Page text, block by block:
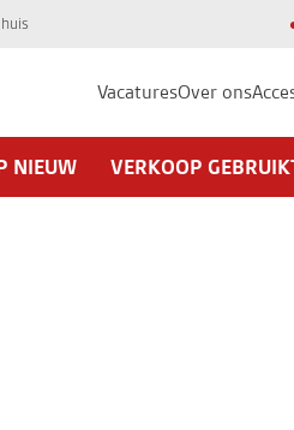
VacaturesOver ons
NIEUW VERKOOP